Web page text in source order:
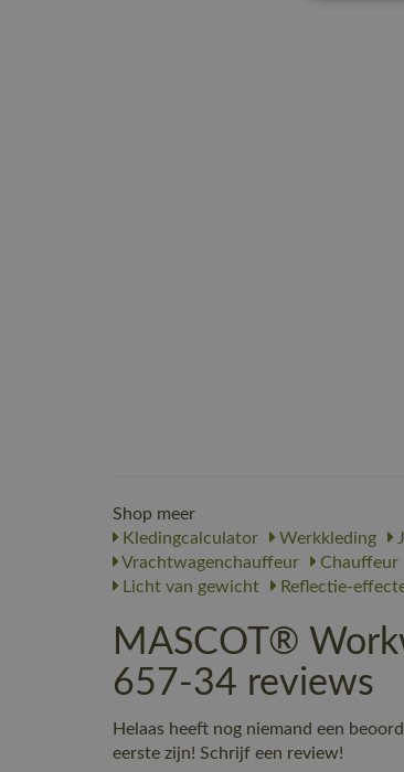
Shop meer
Kledingcalculator
Werkkleding
Vrachtwagenchauffeur
Chauffeur
Licht van gewicht
Reflectie-
MASCOT®
657-34 reviews
Helaas heeft nog niemand een
eerste zijn! Schrijf een review!